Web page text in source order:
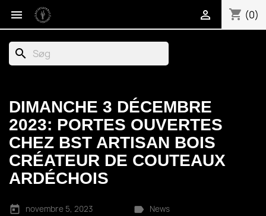
 shopping_cart (0)

search
DIMANCHE 3 DÉCEMBRE
2023: PORTES OUVERTES
CHEZ BST ARTISAN BOIS
CRÉATEUR DE COUTEAUX
ARDÉCHOIS
today novembre 5, 2023 label News